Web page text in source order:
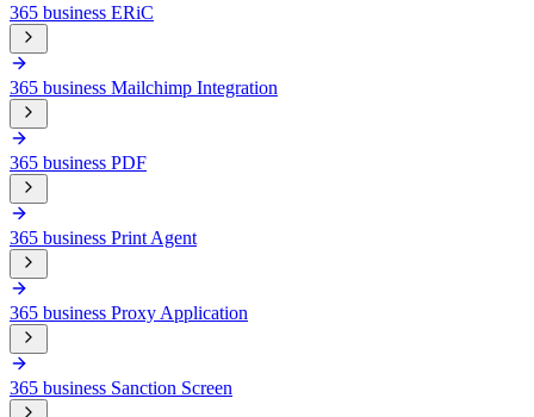
365 business ERiC
365 business Mailchimp Integration
365 business PDF
365 business Print Agent
365 business Proxy Application
365 business Sanction Screen